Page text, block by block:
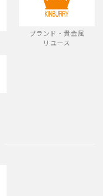
ブランド・貴金属
リユース